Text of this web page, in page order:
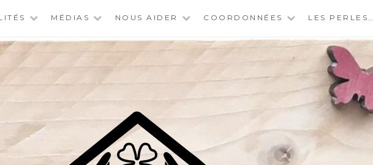
MÉDIAS NOUS AIDER COORDONNÉES LES PERLES…